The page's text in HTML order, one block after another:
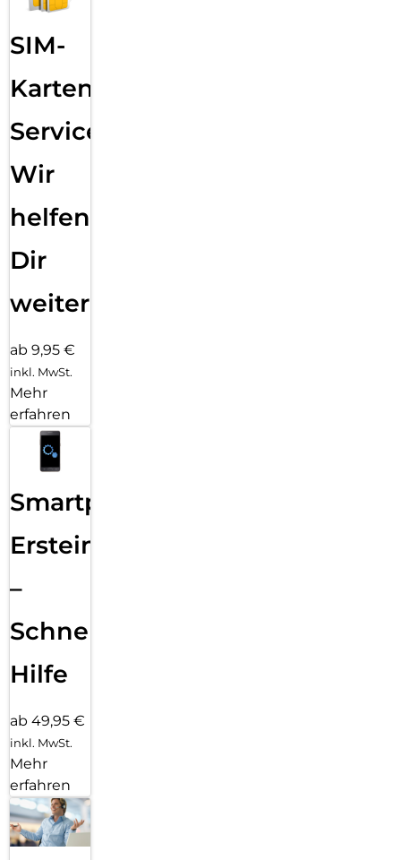
Einfaches, blasenfreies Aufbringen:
dazugehörigen Video Tutorial gestaltet sich die Montage des
kein schiefes Aufliegen des Screen Protectors auf dem
Display, keine verdeckten Öffnungen für Lautsprecher oder
Gut für die Umwelt: der Eco-Montagerahmen besteht zu
dem Einsatz bedenkenlos mit dem Altpapier recycelt
werden.
SIM-
Karten
Service:
Wir
helfen
Dir
weiter
ab 9,95 €
inkl. MwSt.
Mehr
erfahren
Smartphone
Ersteinrichtung
–
Schnelle
Hilfe
ab 49,95 €
inkl. MwSt.
Mehr
erfahren